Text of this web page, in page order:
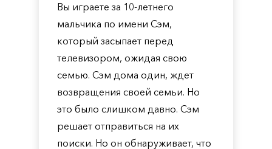
Вы играете за 10-летнего
мальчика по имени Сэм,
который засыпает перед
телевизором, ожидая свою
семью. Сэм дома один, ждет
возвращения своей семьи. Но
это было слишком давно. Сэм
решает отправиться на их
поиски. Но он обнаруживает, что